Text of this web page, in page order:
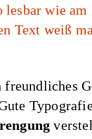
lesbar wie
Text weiß